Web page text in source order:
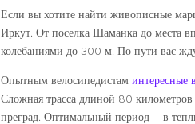
Если вы хотите найти живописные
Иркут. От поселка Шаманка до места
колебаниями до 300 м. По пути вас
Опытным велосипедистаминтересные
Сложная трасса длиной 80
преград. Оптимальный период – в